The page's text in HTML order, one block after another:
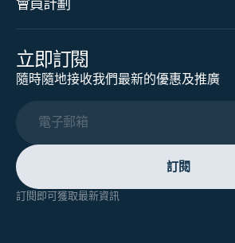
立即訂閱
隨時隨地接收我們最新的優惠及推廣
電子郵箱
訂閱
訂閱即可獲取最新資訊